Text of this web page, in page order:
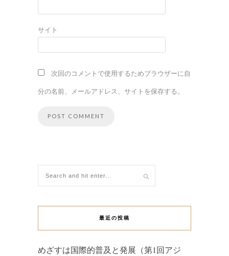
サイト
次回のコメントで使用するためブラウザーに自
分の名前、メールアドレス、サイトを保存する。
最近の投稿
めざすは国際的普及と発展（第1回アジ